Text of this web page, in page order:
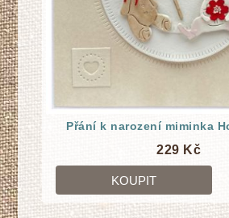
Přání k narození miminka
229 Kč
KOUPIT